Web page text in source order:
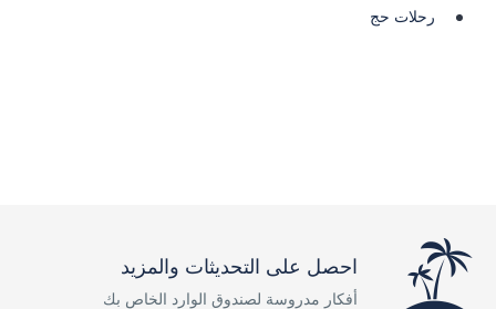
رحلات حج
احصل على التحديثات والمزيد
أفكار مدروسة لصندوق الوارد الخاص بك